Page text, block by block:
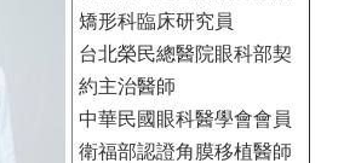
矯形科臨床研究員
台北榮民總醫院眼科部契
約主治醫師
中華民國眼科醫學會會員
衛福部認證角膜移植醫師